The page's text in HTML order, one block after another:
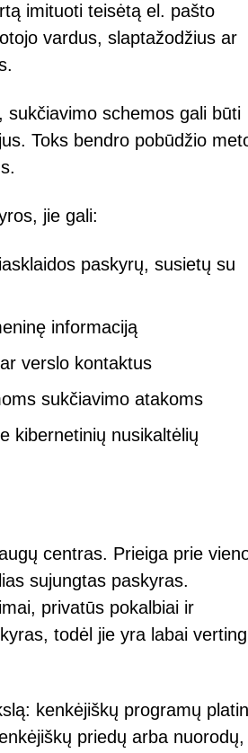
imituoti teisėtą el. pašto
vardus, slaptažodžius ar
sukčiavimo schemos gali būti
Toks bendro pobūdžio
jie gali:
paskyrų, susietų su
informaciją
verslo kontaktus
sukčiavimo atakoms
kibernetinių nusikaltėlių
centras. Prieiga prie
sujungtas paskyras.
privatūs pokalbiai ir
todėl jie yra labai
kenkėjiškų programų
priedų arba nuorodų,